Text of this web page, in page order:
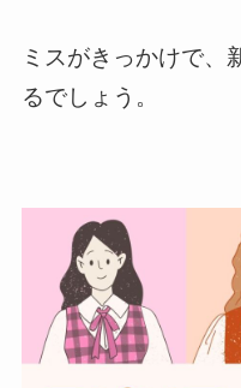
ミスがきっかけで、
るでしょう。